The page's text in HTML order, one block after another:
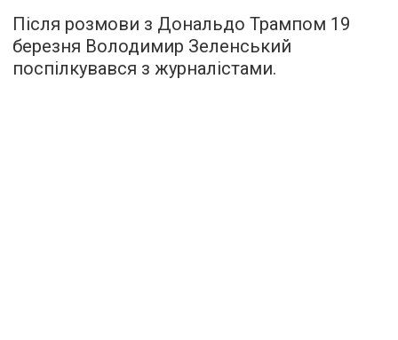
Після розмови з Дональдо Трампом 19
березня Володимир Зеленський
поспілкувався з журналістами.